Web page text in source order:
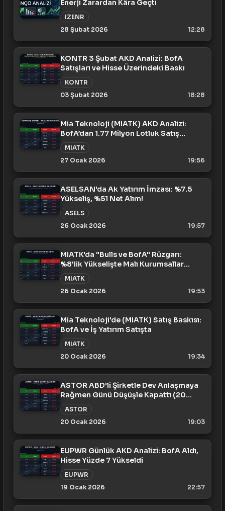
Enerji Zarardan Kâra Geçti
IZENR
28 Şubat 2026
12:28
KONTR 3 Şubat AKD Analizi: BofA
Satışları ve Hisse Üzerindeki Baskı
KONTR
03 Şubat 2026
18:28
Mia Teknoloji (MIATK) AKD Analizi:
BofA’dan 1.77 Milyon Lotluk Satış
Baskısı (27 Ocak)
MIATK
27 Ocak 2026
19:56
ASELSAN'da Ak Yatırım İmzası: %7.5
Yükseliş, %51 Net Alım!
ASELS
26 Ocak 2026
19:57
MIATK'da "Bulls ve BofA" Rüzgarı:
%8'lik Yükselişte Malı Kurumsallar
Süpürdü!
MIATK
26 Ocak 2026
19:53
Mia Teknoloji'de (MIATK) Satış Baskısı:
BofA ve İş Yatırım Satışta
MIATK
20 Ocak 2026
19:34
ASTOR ABD'li Şirketle Dev Anlaşmaya
Rağmen Günü Düşüşle Kapattı (20
Ocak)
ASTOR
20 Ocak 2026
19:03
EUPWR Günlük AKD Analizi: BofA Aldı,
Hisse Yüzde 7 Yükseldi
EUPWR
19 Ocak 2026
22:57